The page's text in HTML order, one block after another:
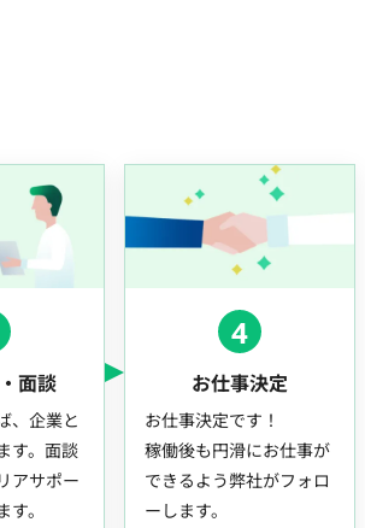
面談
、企業と
す。面談
アサポー
。
4
お仕事決定
お仕事決定です！
稼働後も円滑にお仕事が
できるよう弊社がフォロ
ーします。